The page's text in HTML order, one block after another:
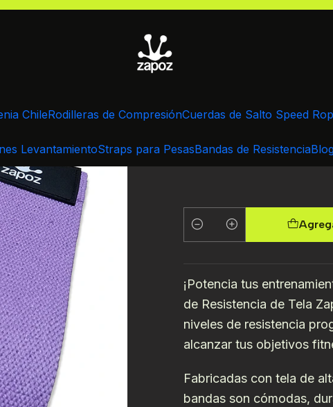
ChileRodilleras de CompresiónCuerdas de Salto Speed
LevantamientoStraps para PesasBandas de Resistencia
Cantidad
¡Potencia tus
de Resistencia de Tela
niveles de resistencia
alcanzar tus objetivos
Fabricadas con tela de
bandas son cómodas,